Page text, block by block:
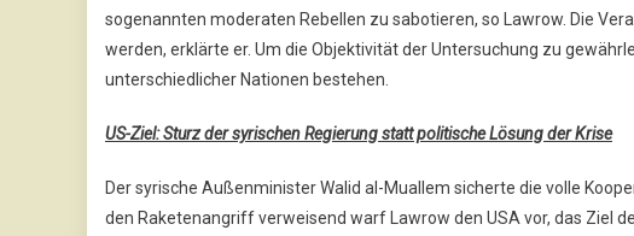
sogenannten moderaten Rebellen zu sabotieren, so Lawrow. Die
werden, erklärte er. Um die Objektivität der Untersuchung zu
unterschiedlicher Nationen bestehen.
US-Ziel: Sturz der syrischen Regierung statt politische Lösung der Krise
Der syrische Außenminister Walid al-Muallem sicherte die volle
den Raketenangriff verweisend warf Lawrow den USA vor, das Ziel